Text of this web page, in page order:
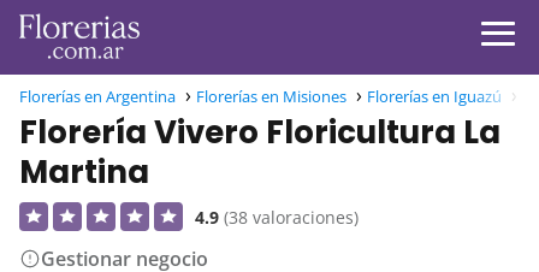
Florerías en Argentina Florerías en Misiones Florerías en Iguazú
Florería Vivero Floricultura La
Martina
4.9 (38 valoraciones)
Gestionar negocio